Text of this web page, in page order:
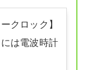
クロック】
は電波時計